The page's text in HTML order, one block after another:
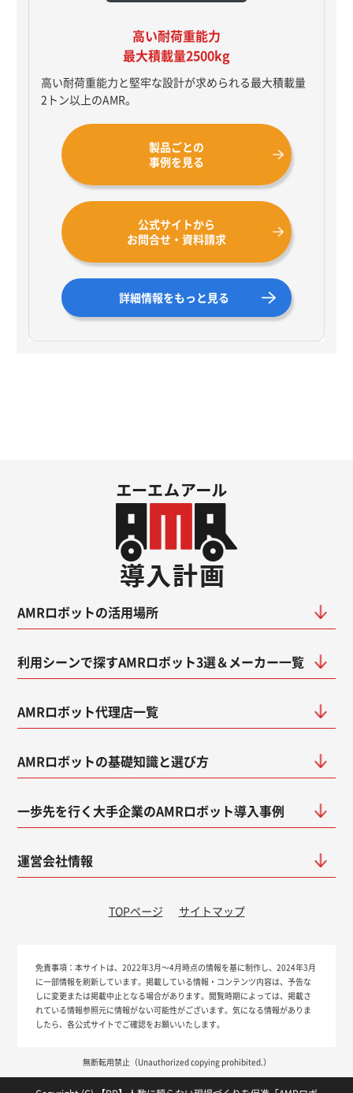
高い耐荷重能力
最大積載量2500kg
高い耐荷重能力と堅牢な設計が求められる最大積載量
2トン以上のAMR。
製品ごとの
事例を見る
公式サイトから
お問合せ・資料請求
詳細情報をもっと見る
AMRロボットの活用場所
利用シーンで探すAMRロボット3選＆メーカー一覧
AMRロボット代理店一覧
AMRロボットの基礎知識と選び方
一歩先を行く大手企業のAMRロボット導入事例
運営会社情報
TOPページ サイトマップ
免責事項： 本サイトは、2022年3月～4月時点の情報を基に制作し、2024年3月
に一部情報を刷新しています。掲載している情報・コンテンツ内容は、予告な
しに変更または掲載中止となる場合があります。閲覧時期によっては、掲載さ
れている情報参照元に情報がない可能性がございます。気になる情報がありま
したら、各公式サイトでご確認をお願いいたします。
無断転用禁止（Unauthorized copying prohibited.）